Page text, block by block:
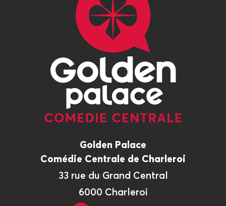
Golden Palace
Comédie Centrale de Charleroi
33 rue du Grand Central
6000 Charleroi